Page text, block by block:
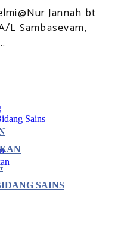
Sains
Jannah bt
L Sambasevam,
SAINS